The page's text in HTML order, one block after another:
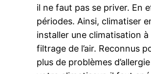
il ne faut pas se priver. En
périodes. Ainsi, climatiser
installer une climatisation
filtrage de l’air. Reconnus
plus de problèmes